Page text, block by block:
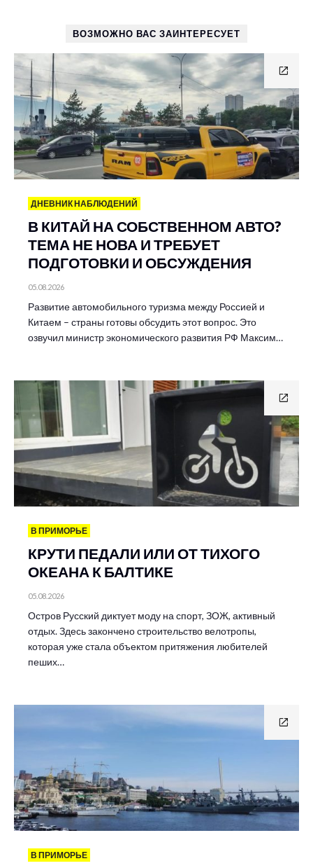
ВОЗМОЖНО ВАС ЗАИНТЕРЕСУЕТ
ДНЕВНИК НАБЛЮДЕНИЙ
В КИТАЙ НА СОБСТВЕННОМ АВТО?
ТЕМА НЕ НОВА И ТРЕБУЕТ
ПОДГОТОВКИ И ОБСУЖДЕНИЯ
05.08.2026
Развитие автомобильного туризма между Россией и
Китаем – страны готовы обсудить этот вопрос. Это
озвучил министр экономического развития РФ Максим…
В ПРИМОРЬЕ
КРУТИ ПЕДАЛИ ИЛИ ОТ ТИХОГО
ОКЕАНА К БАЛТИКЕ
05.08.2026
Остров Русский диктует моду на спорт, ЗОЖ, активный
отдых. Здесь закончено строительство велотропы,
которая уже стала объектом притяжения любителей
пеших…
В ПРИМОРЬЕ